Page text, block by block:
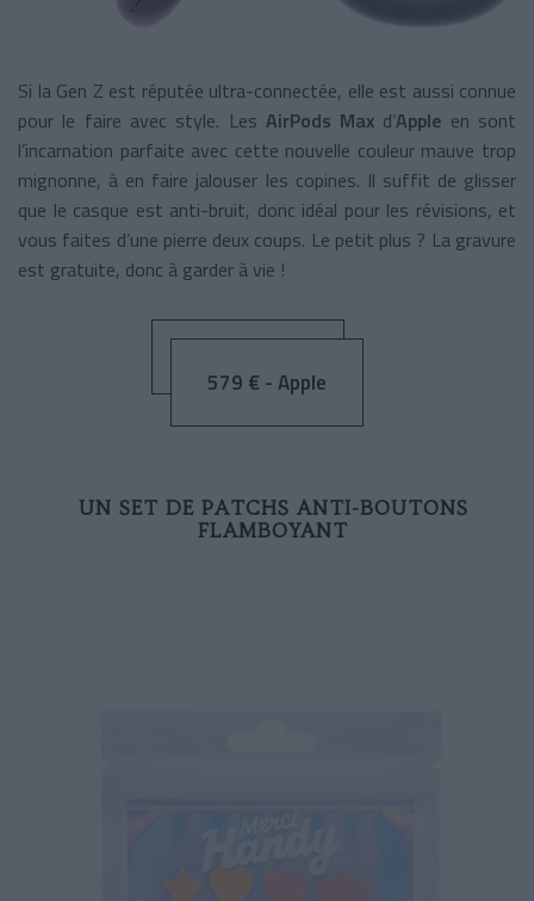
Si la Gen Z est réputée ultra-connectée, elle est aussi connue
pour le faire avec style. Les AirPods Max d’Apple en sont
l’incarnation parfaite avec cette nouvelle couleur mauve trop
mignonne, à en faire jalouser les copines. Il suffit de glisser
que le casque est anti-bruit, donc idéal pour les révisions, et
vous faites d’une pierre deux coups. Le petit plus ? La gravure
est gratuite, donc à garder à vie !
579 € - Apple
UN SET DE PATCHS ANTI-BOUTONS
FLAMBOYANT